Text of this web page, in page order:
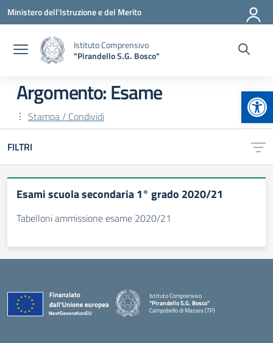
Vai ai contenuti
Vai al menu di navigazione
Vai al footer
Ministero dell'Istruzione e del Merito
Istituto Comprensivo
"Pirandello S.G. Bosco"
Argomento: Esame
Stampa / Condividi
FILTRI
Esami scuola secondaria 1° grado 2020/21
Tabelloni ammissione esame 2020/21
Istituto Comprensivo
"Pirandello S.G. Bosco"
Campobello di Mazara (TP)
— Visita la pagina iniziale della scuola